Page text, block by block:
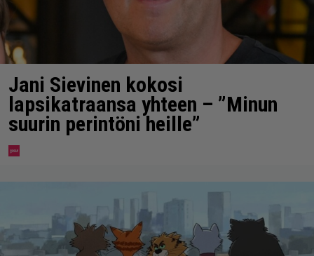
Jani Sievinen kokosi
lapsikatraansa yhteen – ”Minun
suurin perintöni heille”